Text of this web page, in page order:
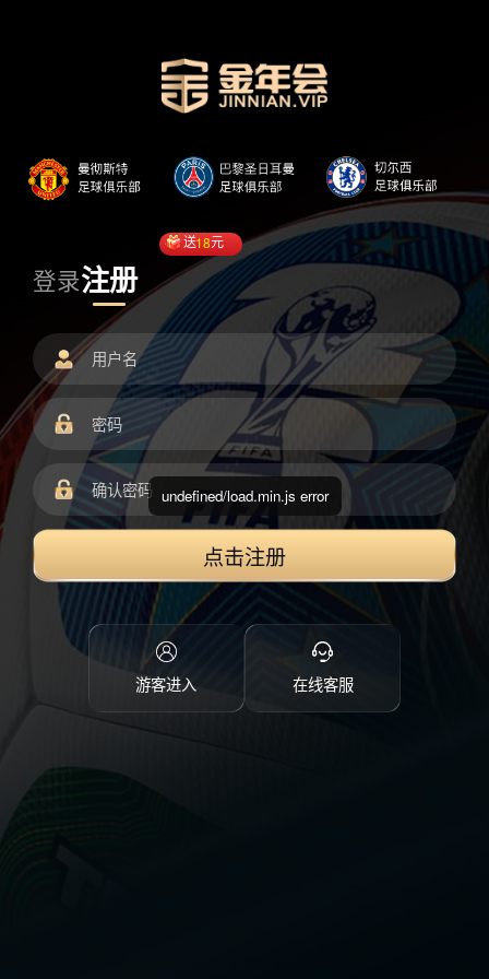
登录注册
送18元
点击注册
游客进入 在线客服
undefined/load.min.js error